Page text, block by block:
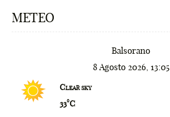
METEO
Balsorano
8 Agosto 2026, 13:05
Clear sky
33°C
0
₪
%